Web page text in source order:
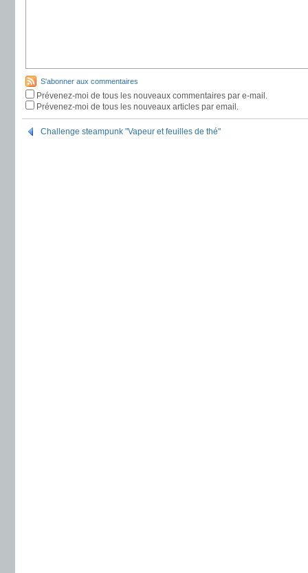
S'abonner aux commentaires
Prévenez-moi de tous les nouveaux commentaires par e-mail.
Prévenez-moi de tous les nouveaux articles par email.
Challenge steampunk "Vapeur et feuilles de thé"